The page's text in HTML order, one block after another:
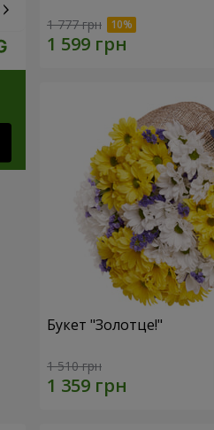
1 777 грн
Букет "Золотце!"
1 510 грн